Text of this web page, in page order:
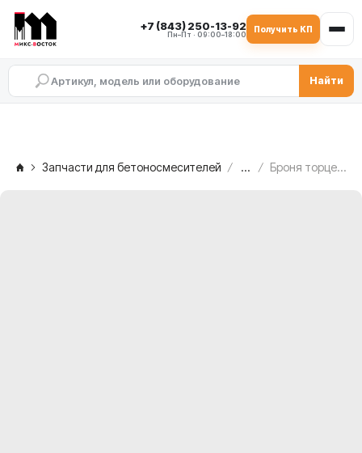
+7 (843) 250-13-92
Пн–Пт · 09:00–18:00
Получить КП
Найти
Запчасти для бетоносмесителей ... Броня торцевая C.M. MB 1500, 2.005.02.068.A